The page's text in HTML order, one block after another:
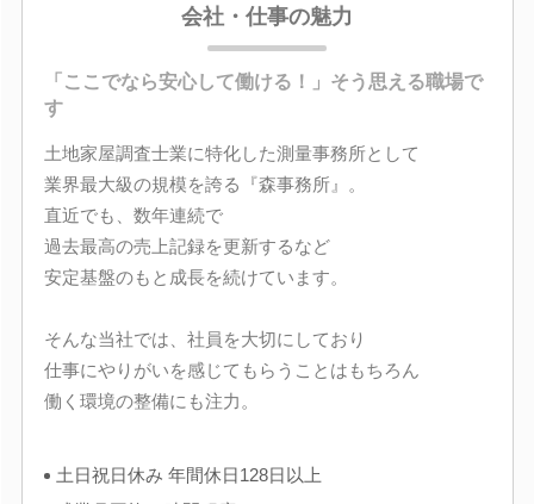
会社・仕事の魅力
「ここでなら安心して働ける！」そう思える職場で
す
土地家屋調査士業に特化した測量事務所として
業界最大級の規模を誇る『森事務所』。
直近でも、数年連続で
過去最高の売上記録を更新するなど
安定基盤のもと成長を続けています。
そんな当社では、社員を大切にしており
仕事にやりがいを感じてもらうことはもちろん
働く環境の整備にも注力。
土日祝日休み 年間休日128日以上